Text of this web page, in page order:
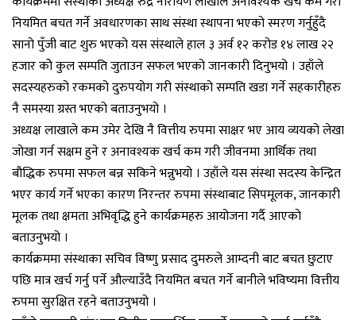
नियमित बचत गर्ने अवधारणका साथ संस्था स्थापना भएको स्मरण गर्नुहुँदै
सानो पुँजी बाट शुरु भएको यस संस्थाले हाल ३ अर्व १२ करोड १४ लाख २२
हजार कोे कुल सम्पति जुताउन सफल भएको जानकारी दिनुभयो । उहाँले
सदस्यहरुको रकमको दुरुपयोग गरी संस्थाको सम्पति खडा गर्ने सहकारीहरु
नै समस्या ग्रस्त भएको बताउनुभयो ।
अध्यक्ष लाखाले कम उमेर देखि नै वित्तीय रुपमा साक्षर भए आय व्ययको लेखा
जोखा गर्न सक्षम हुने र अनावश्यक खर्च कम गरी जीवनमा आर्थिक तथा
बौद्धिक रुपमा सफल बन्न सकिने भन्नुभयो । उहाँले यस संस्था सदस्य केन्द्रित
भएर कार्य गर्ने भएका कारण निरन्तर रुपमा संस्थाबाट सिपमूलक, जानकारी
मूलक तथा क्षमता अभिवृद्धि हुने कार्यक्रमहरु आयोजना गर्दै आएको
बताउनुभयो ।
कार्यक्रममा संस्थाका सचिव विष्णु प्रसाद दुमरुले आम्दनी बाट बचत छुटाए
पछि मात्र खर्च गर्नु पर्ने औल्याउँदै नियमित बचत गर्ने बानीले भविष्यमा वित्तीय
रुपमा सुरक्षित रहने बताउनुभयो ।